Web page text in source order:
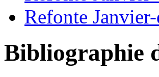
Refonte
Bibliographie